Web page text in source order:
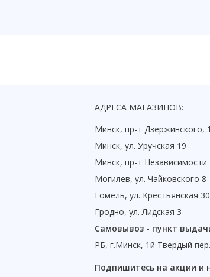
АДРЕСА МАГАЗИНОВ:
Минск, пр-т Дзержинского,
Минск, ул. Уручская 19
Минск, пр-т Независимости
Могилев, ул. Чайковского 8
Гомель, ул. Крестьянская 30
Гродно, ул. Лидская 3
Самовывоз - пункт
РБ, г.Минск, 1й Твердый
Подпишитесь на акции и